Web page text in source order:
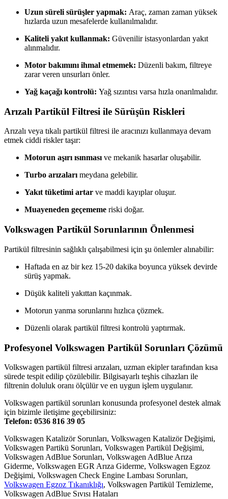
Uzun süreli sürüşler yapmak: Araç, zaman zaman yüksek
hızlarda uzun mesafelerde kullanılmalıdır.
Kaliteli yakıt kullanmak: Güvenilir istasyonlardan yakıt
alınmalıdır.
Motor bakımını ihmal etmemek: Düzenli bakım, filtreye
zarar veren unsurları önler.
Yağ kaçağı kontrolü: Yağ sızıntısı varsa hızla onarılmalıdır.
Arızalı Partikül Filtresi ile Sürüşün Riskleri
Arızalı veya tıkalı partikül filtresi ile aracınızı kullanmaya devam
etmek ciddi riskler taşır:
Motorun aşırı ısınması ve mekanik hasarlar oluşabilir.
Turbo arızaları meydana gelebilir.
Yakıt tüketimi artar ve maddi kayıplar oluşur.
Muayeneden geçememe riski doğar.
Volkswagen Partikül Sorunlarının Önlenmesi
Partikül filtresinin sağlıklı çalışabilmesi için şu önlemler alınabilir:
Haftada en az bir kez 15-20 dakika boyunca yüksek devirde
sürüş yapmak.
Düşük kaliteli yakıttan kaçınmak.
Motorun yanma sorunlarını hızlıca çözmek.
Düzenli olarak partikül filtresi kontrolü yaptırmak.
Profesyonel Volkswagen Partikül Sorunları Çözümü
Volkswagen partikül filtresi arızaları, uzman ekipler tarafından kısa
sürede tespit edilip çözülebilir. Bilgisayarlı teşhis cihazları ile
filtrenin doluluk oranı ölçülür ve en uygun işlem uygulanır.
Volkswagen partikül sorunları konusunda profesyonel destek almak
için bizimle iletişime geçebilirsiniz:
Telefon: 0536 816 39 05
Volkswagen Katalizör Sorunları, Volkswagen Katalizör Değişimi,
Volkswagen Partikü Sorunları, Volkswagen Partikül Değişimi,
Volkswagen AdBlue Sorunları, Volkswagen AdBlue Arıza
Giderme, Volkswagen EGR Arıza Giderme, Volkswagen Egzoz
Değişimi, Volkswagen Check Engine Lambası Sorunları,
Volkswagen Egzoz Tıkanıklığı, Volkswagen Partikül Temizleme,
Volkswagen AdBlue Sıvısı Hataları